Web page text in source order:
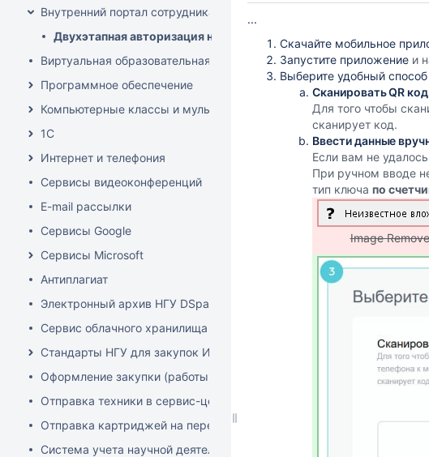
Внутренний портал сотрудника
Двухэтапная авторизация на внутреннем портале
Виртуальная образовательная среда Moodle
Программное обеспечение
Компьютерные классы и мультимедиа аудитории
1С
Интернет и телефония
Сервисы видеоконференций
E-mail рассылки
Сервисы Google
Сервисы Microsoft
Антиплагиат
Электронный архив НГУ DSpace
Сервис облачного хранилища Nextcloud
Стандарты НГУ для закупок ИТ-оборудования и офисного
Оформление закупки (работы, товары, услуги)
Отправка техники в сервис-центр
Отправка картриджей на перезаправку
Система учета научной деятельности (Pure)
...
Скачайте мобильное
Запустите приложение и
Выберите удобный
Сканировать QR код
Для того чтобы
сканирует код.
Ввести данные
Если вам не
При ручном вводе
тип ключа по
Image